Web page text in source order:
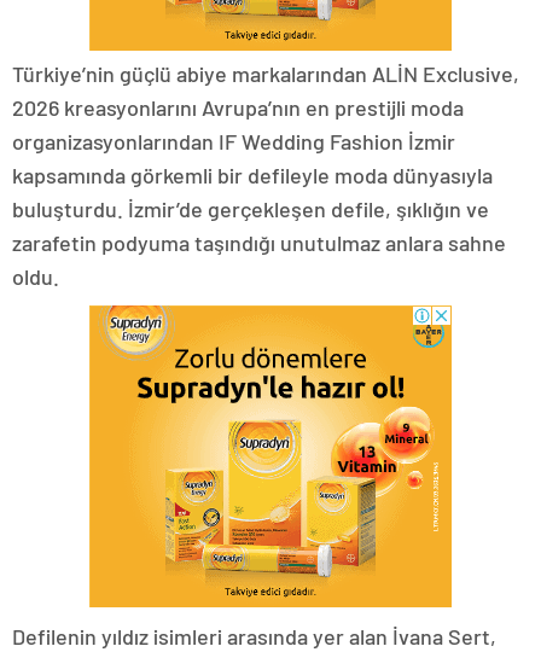
Türkiye’nin güçlü abiye markalarından ALİN Exclusive,
2026 kreasyonlarını Avrupa’nın en prestijli moda
organizasyonlarından IF Wedding Fashion İzmir
kapsamında görkemli bir defileyle moda dünyasıyla
buluşturdu. İzmir’de gerçekleşen defile, şıklığın ve
zarafetin podyuma taşındığı unutulmaz anlara sahne
oldu.
Defilenin yıldız isimleri arasında yer alan İvana Sert,